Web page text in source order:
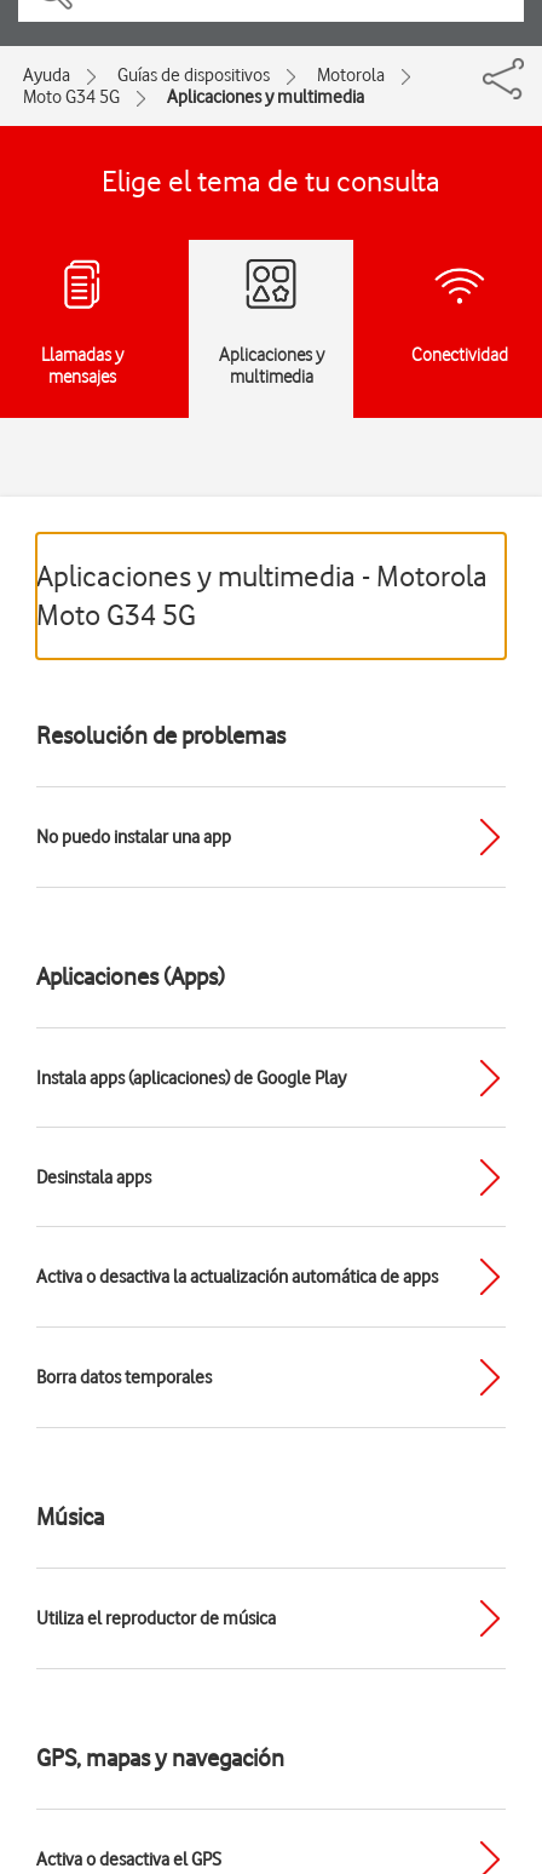
Ayuda Guías de dispositivos
Motorola
Moto G34 5G
Aplicaciones y multimedia
Elige el tema de tu consulta
Llamadas y
mensajes
Aplicaciones y
multimedia
Conectividad
Aplicaciones y multimedia - Motorola
Moto G34 5G
Resolución de problemas
No puedo instalar una app
Aplicaciones (Apps)
Instala apps (aplicaciones) de Google Play
Desinstala apps
Activa o desactiva la actualización automática de apps
Borra datos temporales
Música
Utiliza el reproductor de música
GPS, mapas y navegación
Activa o desactiva el GPS